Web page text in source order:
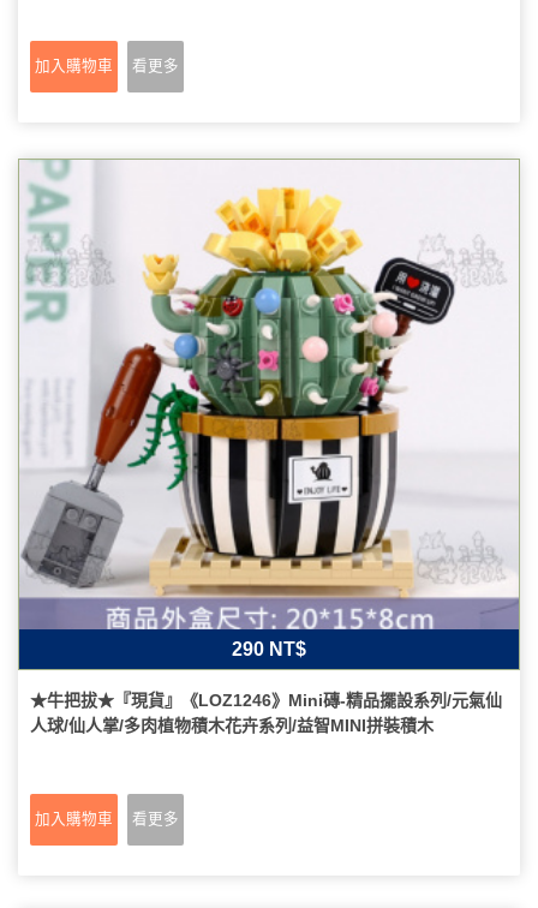
加入購物車 看更多
290 NT$
★牛把拔★『現貨』《LOZ1246》Mini磚-精品擺設系列/元氣仙
人球/仙人掌/多肉植物積木花卉系列/益智MINI拼裝積木
加入購物車 看更多